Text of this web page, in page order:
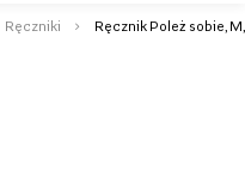
Ręczniki Ręcznik Poleż sobie,